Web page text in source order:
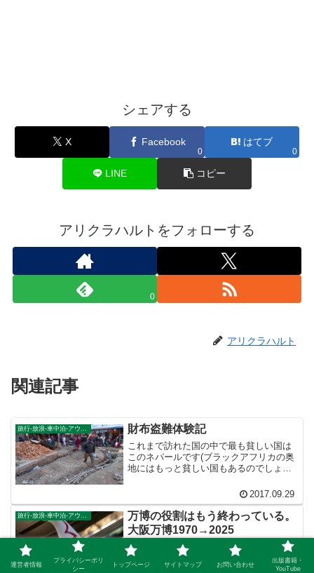
シェアする
X Facebook
0
はてブ
0
LINE コピー
アリクラハルトをフォローする
0
アリクラハルト
関連記事
財布盗難体験記
これまで訪れた国の中で最も貧しい国は
このネパールです(ブラックアフリカの奥
地にはもっと貧しい国もあるのでしょう
2017.09.29
万博の役割はもう終わっている。
大阪万博1970→2025
大阪万博（2025年）は何を見せてくれる
でしょうか。もしかしたら「驚くもの」
「初めて見るもの」など何一つないかも
運営者情報
プライバシーポリ
シー
トップページ サイトマップ お問い合わせ
出版書籍・
YouTube